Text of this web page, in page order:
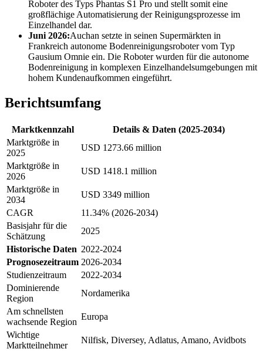
Roboter des Typs Phantas S1 Pro und stellt somit eine
großflächige Automatisierung der Reinigungsprozesse im
Einzelhandel dar.
Juni 2026:Auchan setzte in seinen Supermärkten in
Frankreich autonome Bodenreinigungsroboter vom Typ
Gausium Omnie ein. Die Roboter wurden für die autonome
Bodenreinigung in komplexen Einzelhandelsumgebungen mit
hohem Kundenaufkommen eingeführt.
Berichtsumfang
Marktkennzahl
Details & Daten (2025-2034)
Marktgröße in
2025
USD 1273.66 million
Marktgröße in
2026
USD 1418.1 million
Marktgröße in
2034
USD 3349 million
CAGR
11.34% (2026-2034)
Basisjahr für die
Schätzung
2025
Historische Daten 2022-2024
Prognosezeitraum 2026-2034
Studienzeitraum
2022-2034
Dominierende
Region
Nordamerika
Am schnellsten
wachsende Region
Europa
Wichtige
Marktteilnehmer
Nilfisk, Diversey, Adlatus, Amano, Avidbots